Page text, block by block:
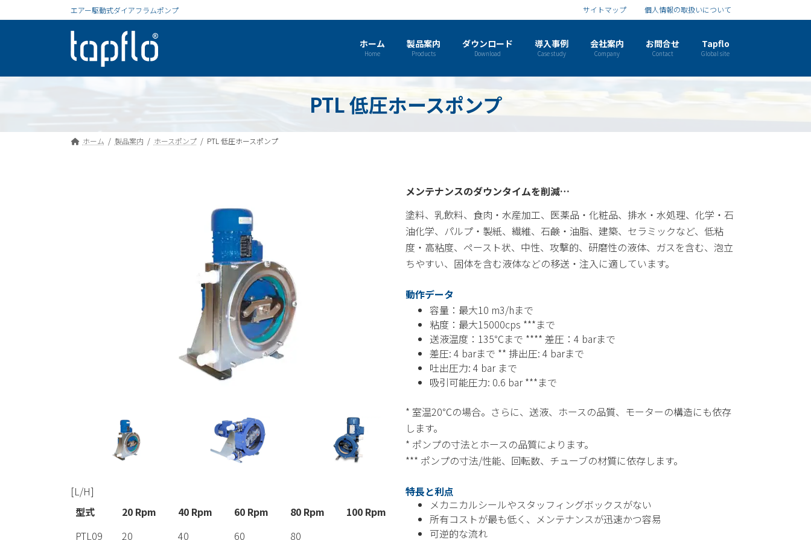
ン
へ
プ
ビ
ョ
動
エアー駆動式ダイアフラムポンプ サイトマップ 個人情報の取扱いについて
ホーム
Home
製品案内
Products
ダウンロード
Download
導入事例
Case study
会社案内
Company
お問合せ
Contact
Tapflo
Global site
PTL 低圧ホースポンプ
ホーム 製品案内 ホースポンプ PTL 低圧ホースポンプ
メンテナンスのダウンタイムを削減…
塗料、乳飲料、食肉・水産加工、医薬品・化粧品、排水・水処理、化学・石
油化学、パルプ・製紙、繊維、石鹸・油脂、建築、セラミックなど、低粘
度・高粘度、ペースト状、中性、攻撃的、研磨性の液体、ガスを含む、泡立
ちやすい、固体を含む液体などの移送・注入に適しています。
動作データ
容量：最大10 m3/hまで
粘度：最大15000cps ***まで
送液温度：135℃まで **** 差圧：4 barまで
差圧: 4 barまで ** 排出圧: 4 barまで
吐出圧力: 4 bar まで
吸引可能圧力: 0.6 bar ***まで
* 室温20℃の場合。さらに、送液、ホースの品質、モーターの構造にも依存
します。
* ポンプの寸法とホースの品質によります。
*** ポンプの寸法/性能、回転数、チューブの材質に依存します。
[L/H]
型式
20 Rpm 40 Rpm 60 Rpm 80 Rpm
100 Rpm
PTL09
20 40 60
80
特長と利点
メカニカルシールやスタッフィングボックスがない
所有コストが最も低く、メンテナンスが迅速かつ容易
可逆的な流れ